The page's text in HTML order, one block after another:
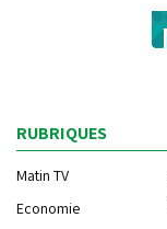
RUBRIQUES
Matin TV
Economie